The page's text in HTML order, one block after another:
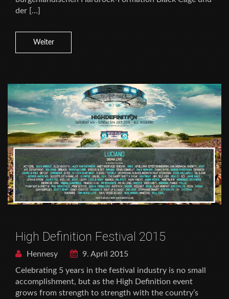
der […]
Weiter
High Definition Festival 2015
Hennesy
9. April 2015
Celebrating 5 years in the festival industry is no small
accomplishment, but as the High Definition event
grows from strength to strength with the country’s